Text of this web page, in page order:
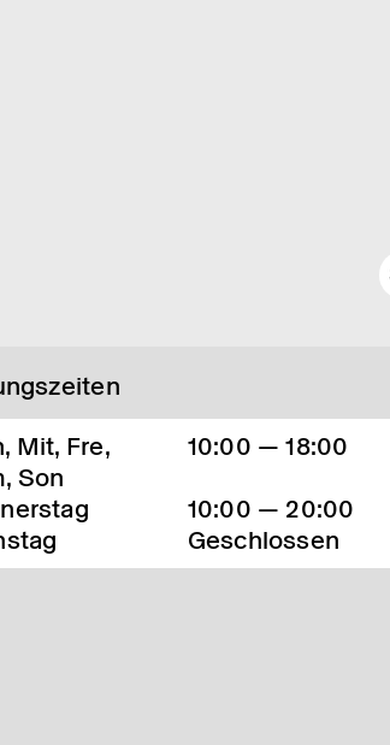
Mit, Fre,
Son
10:00 — 18:00
10:00 — 20:00
Geschlossen